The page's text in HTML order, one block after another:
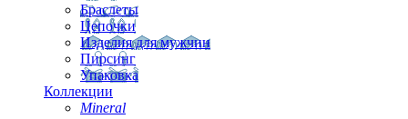
Браслеты
Цепочки
Изделия для мужчин
Пирсинг
Упаковка
Коллекции
Mineral